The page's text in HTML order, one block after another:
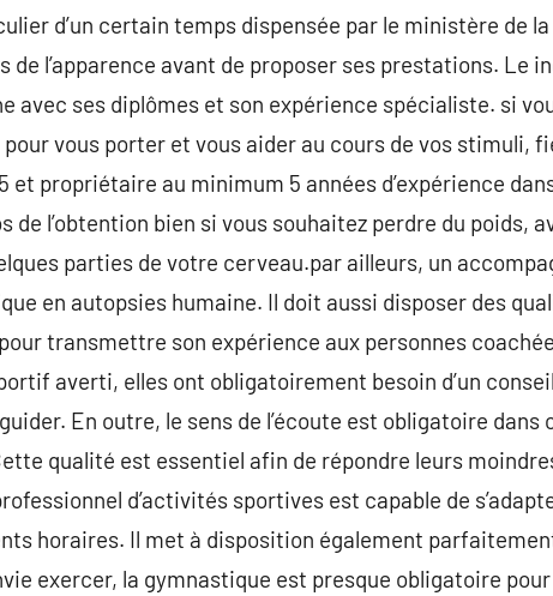
d’un certain temps dispensée par le ministère de
de l’apparence avant de proposer ses prestations. Le
avec ses diplômes et son expérience spécialiste. si
vous porter et vous aider au cours de vos stimuli,
et propriétaire au minimum 5 années d’expérience
de l’obtention bien si vous souhaitez perdre du poids,
parties de votre cerveau.par ailleurs, un
en autopsies humaine. Il doit aussi disposer des
transmettre son expérience aux personnes
averti, elles ont obligatoirement besoin d’un
En outre, le sens de l’écoute est obligatoire dans
qualité est essentiel afin de répondre leurs
d’activités sportives est capable de
horaires. Il met à disposition également
exercer, la gymnastique est presque obligatoire